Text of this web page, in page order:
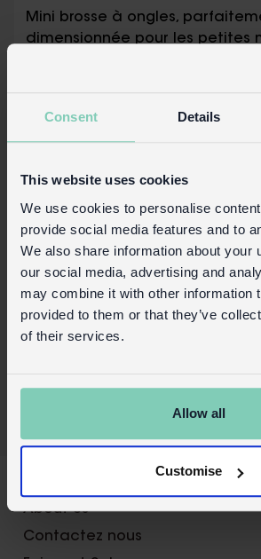
Consent Details
This website uses cookies
We use cookies to personalise
provide social media features and to
We also share information about your
our social media, advertising and
may combine it with other information
provided to them or that they’ve
of their services.
Allow all
Customise
Mini brosse à ongles,
dimensionnée pour les petites
son manche en hêtre orné
imprimé et ses poils mi-durs,
aussi pour le plaisir des enfants !
avec une ficelle.
Détails du produit
Connexion commerciale
Acheter sur notre site grand
About Us
Contactez nous